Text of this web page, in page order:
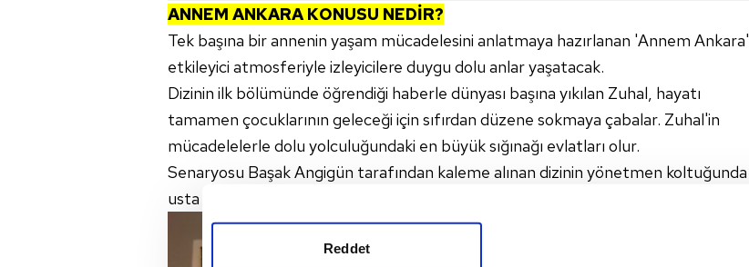
Reddet
ANNEM ANKARA KONUSU NEDİR?
Tek başına bir annenin yaşam mücadelesini anlatmaya hazırlanan 'Annem Ankara'
etkileyici atmosferiyle izleyicilere duygu dolu anlar yaşatacak.
Dizinin ilk bölümünde öğrendiği haberle dünyası başına yıkılan Zuhal, hayatı
tamamen çocuklarının geleceği için sıfırdan düzene sokmaya çabalar. Zuhal'in
mücadelelerle dolu yolculuğundaki en büyük sığınağı evlatları olur.
Senaryosu Başak Angigün tarafından kaleme alınan dizinin yönetmen koltuğunda
usta yönetmen Faruk Teber oturuyor.